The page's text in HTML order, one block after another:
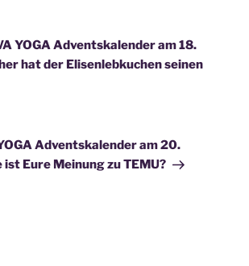
YOGA Adventskalender am 18.
hat der Elisenlebkuchen seinen
Adventskalender am 20.
ist Eure Meinung zu TEMU?